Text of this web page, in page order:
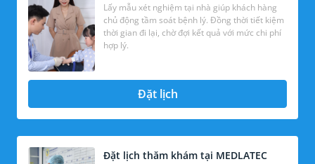
Lấy mẫu xét nghiệm tại nhà giúp khách hàng
chủ động tầm soát bệnh lý. Đồng thời tiết kiệm
thời gian đi lại, chờ đợi kết quả với mức chi phí
hợp lý.
Đặt lịch
Đặt lịch thăm khám tại MEDLATEC